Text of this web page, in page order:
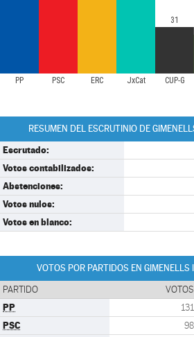
PP PSC ERC JxCat CUP-G
31
RESUMEN DEL ESCRUTINIO DE
Escrutado:
Votos contabilizados:
Abstenciones:
Votos nulos:
Votos en blanco:
VOTOS POR PARTIDOS EN GIMENELLS
PARTIDO VOTOS
PP 131
PSC 98